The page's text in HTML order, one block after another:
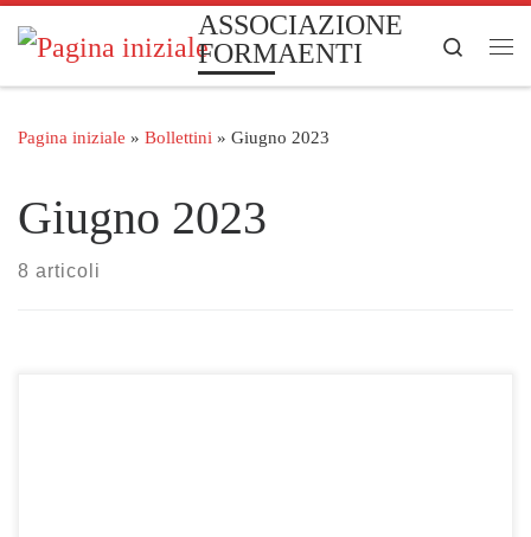
Passa al contenuto
ASSOCIAZIONE
FORMAENTI
Search
Pagina iniziale » Bollettini » Giugno 2023
Giugno 2023
8 articoli